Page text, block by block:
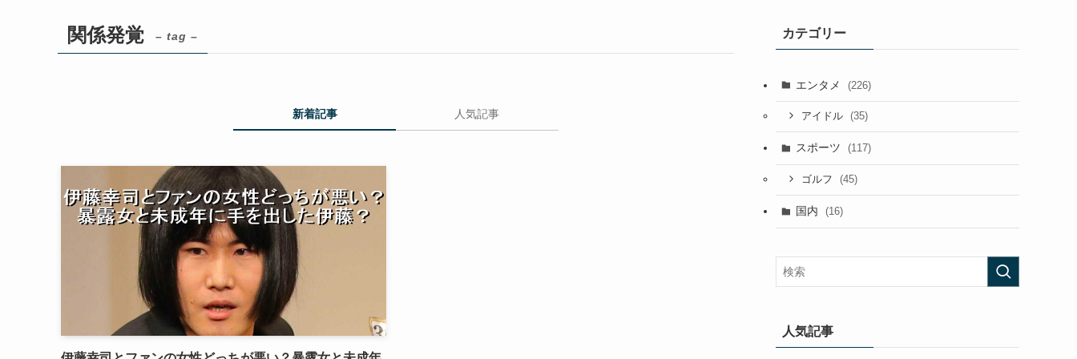
関係発覚 – tag –
新着記事 人気記事
カテゴリー
エンタメ (226)
アイドル (35)
スポーツ (117)
ゴルフ (45)
国内 (16)
人気記事